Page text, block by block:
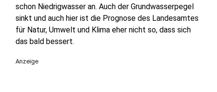
schon Niedrigwasser an. Auch der Grundwasserpegel
sinkt und auch hier ist die Prognose des Landesamtes
für Natur, Umwelt und Klima eher nicht so, dass sich
das bald bessert.
Anzeige